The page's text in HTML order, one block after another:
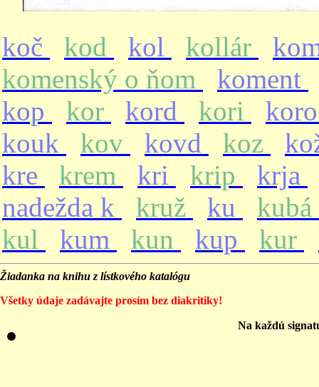
koč kod kol kollár
komenský o ňom
koment
kop
kor kord kori
kouk
kov kovd koz
kre
krem kri krip
krja
nadežda k
kruž ku
kubá
kul
kum kun kup kur
Žiadanka na knihu z lístkového katalógu
Všetky údaje zadávajte prosím bez diakritiky!
Na každú